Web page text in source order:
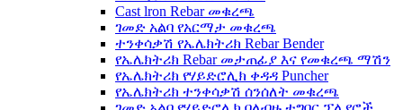
Cast lron Rebar መቁረጫ
ገመድ አልባ የአርማታ መቁረጫ
ተንቀሳቃሽ የኤሌክትሪክ Rebar Bender
የኤሌክትሪክ Rebar መታጠፊያ እና የመቁረጫ ማሽን
የኤሌክትሪክ የሃይድሮሊክ ቀዳዳ Puncher
የኤሌክትሪክ ተንቀሳቃሽ ሰንሰለት መቁረጫ